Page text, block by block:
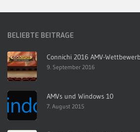
BELIEBTE BEITRÄGE
Connichi 2016 AMV-
9. September 2016
AMVs und Windows 10
7. August 2015